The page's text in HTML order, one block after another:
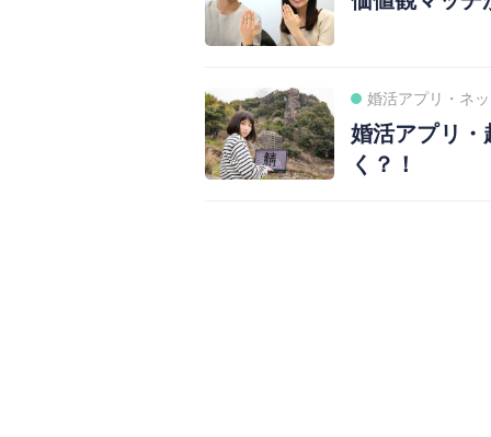
婚活アプリ・ネ
婚活アプリ・
く？！